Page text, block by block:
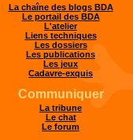
La chaîne des blogs BDA
Le portail des BDA
L'atelier
Liens techniques
Les dossiers
Les publications
Les jeux
Cadavre-exquis
Communiquer
La tribune
Le chat
Le forum